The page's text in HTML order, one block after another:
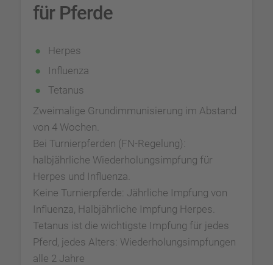
für Pferde
Herpes
Influenza
Tetanus
Zweimalige Grundimmunisierung im Abstand
von 4 Wochen.
Bei Turnierpferden (FN-Regelung):
halbjährliche Wiederholungsimpfung für
Herpes und Influenza.
Keine Turnierpferde: Jährliche Impfung von
Influenza, Halbjährliche Impfung Herpes.
Tetanus ist die wichtigste Impfung für jedes
Pferd, jedes Alters: Wiederholungsimpfungen
alle 2 Jahre